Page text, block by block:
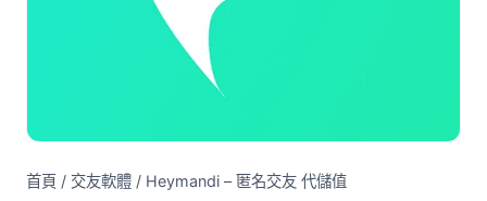
首頁 / 交友軟體 / Heymandi – 匿名交友 代儲值